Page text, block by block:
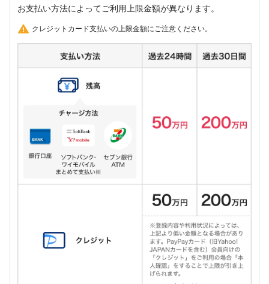
お支払い方法によってご利用上限金額が異なります。
クレジットカード支払いの上限金額にご注意ください。